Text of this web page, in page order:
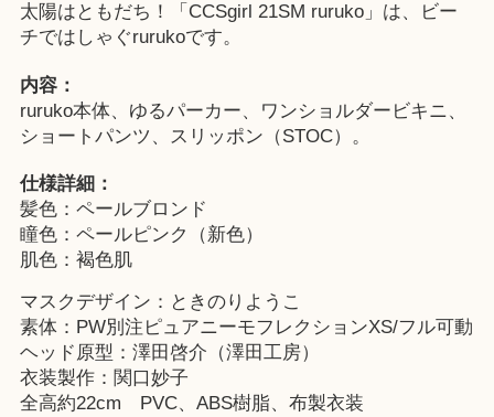
太陽はともだち！「CCSgirl 21SM ruruko」は、ビー
チではしゃぐrurukoです。
内容：
ruruko本体、ゆるパーカー、ワンショルダービキニ、
ショートパンツ、スリッポン（STOC）。
仕様詳細：
髪色：ペールブロンド
瞳色：ペールピンク（新色）
肌色：褐色肌
マスクデザイン：ときのりようこ
素体：PW別注ピュアニーモフレクションXS/フル可動
ヘッド原型：澤田啓介（澤田工房）
衣装製作：関口妙子
全高約22cm PVC、ABS樹脂、布製衣装